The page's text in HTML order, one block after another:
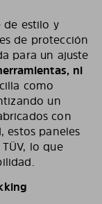
de estilo y
de protección
para un ajuste
ni
como
un
con
estos paneles
lo que